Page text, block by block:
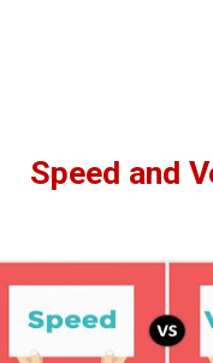
Speed and